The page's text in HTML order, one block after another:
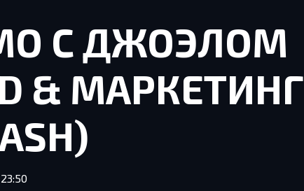
С ДЖОЭЛОМ
& МАРКЕТИНГ